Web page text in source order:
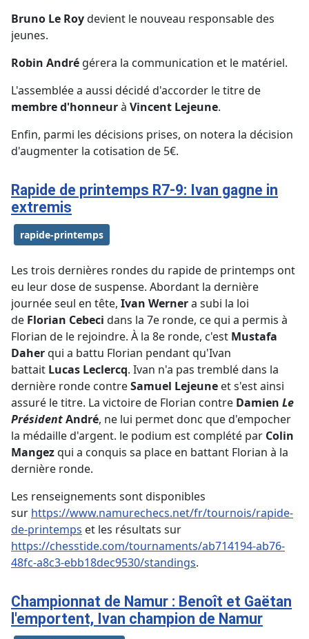
Bruno Le Roydevient le nouveau responsable des
jeunes.
Robin André gérera la communication et le matériel.
L'assemblée a aussi décidé d'accorder le titre de
membre d'honneurà Vincent Lejeune.
Enfin, parmi les décisions prises, on notera la décision
d'augmenter la cotisation de 5€.
Rapide de printemps R7-9: Ivan gagne in
extremis
rapide-printemps
Les trois dernières rondes du rapide de printemps ont
eu leur dose de suspense. Abordant la dernière
journée seul en tête, Ivan Wernera subi la loi
de Florian Cebeci dans la 7e ronde, ce qui a permis à
Florian de le rejoindre. À la 8e ronde, c'est Mustafa
Daherqui a battu Florian pendant qu'Ivan
battait Lucas Leclercq. Ivan n'a pas tremblé dans la
dernière ronde contreSamuel Lejeune et s'est ainsi
assuré le titre. La victoire de Florian contre Damien Le
PrésidentAndré, ne lui permet donc que d'empocher
la médaille d'argent. le podium est complété par Colin
Mangezqui a conquis sa place en battant Florian à la
dernière ronde.
Les renseignements sont disponibles
sur https://www.namurechecs.net/fr/tournois/rapide-
de-printemps et les résultats sur
https://chesstide.com/tournaments/ab714194-ab76-
48fc-a8c3-ebb18dec9530/standings.
Championnat de Namur : Benoît et Gaëtan
l'emportent, Ivan champion de Namur